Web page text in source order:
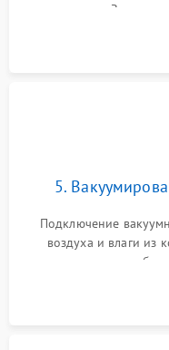
осушителя. Замена
сломанных заслонок
5.
Подключение
воздуха и влаги из
дозированным
электронным весам.